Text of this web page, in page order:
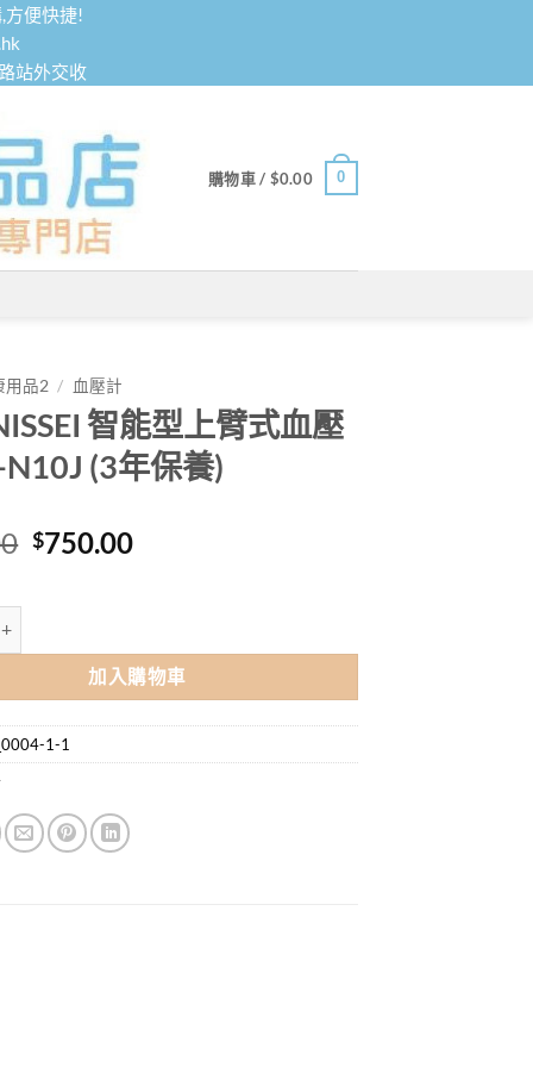
方便快捷!
站外交收
購物車 / $0.00 0
用品2 / 血壓計
智能型上臂式血壓
N10J (3年保養)
原
$780.00。
$750.00目
$750.00。
加入購物車
1-1